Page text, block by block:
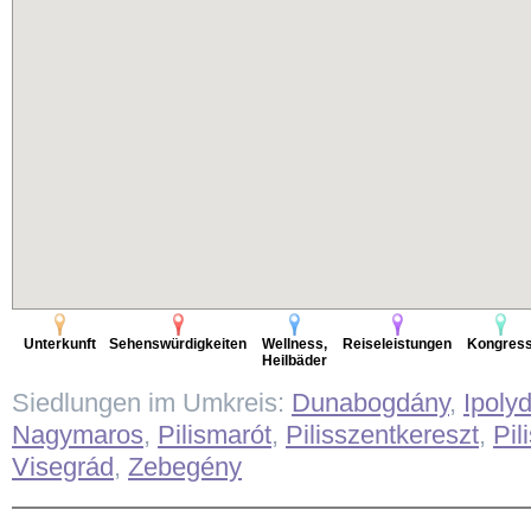
Unterkunft Sehenswürdigkeiten
Wellness,
Heilbäder
Reiseleistungen
Siedlungen im Umkreis: Dunabogdány,
Nagymaros, Pilismarót, Pilisszentkereszt,
Visegrád, Zebegény